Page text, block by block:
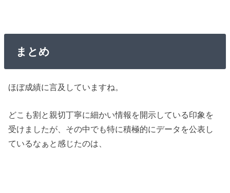
まとめ
ほぼ成績に言及していますね。
どこも割と親切丁寧に細かい情報を開示している印象を
受けましたが、その中でも特に積極的にデータを公表し
ているなぁと感じたのは、